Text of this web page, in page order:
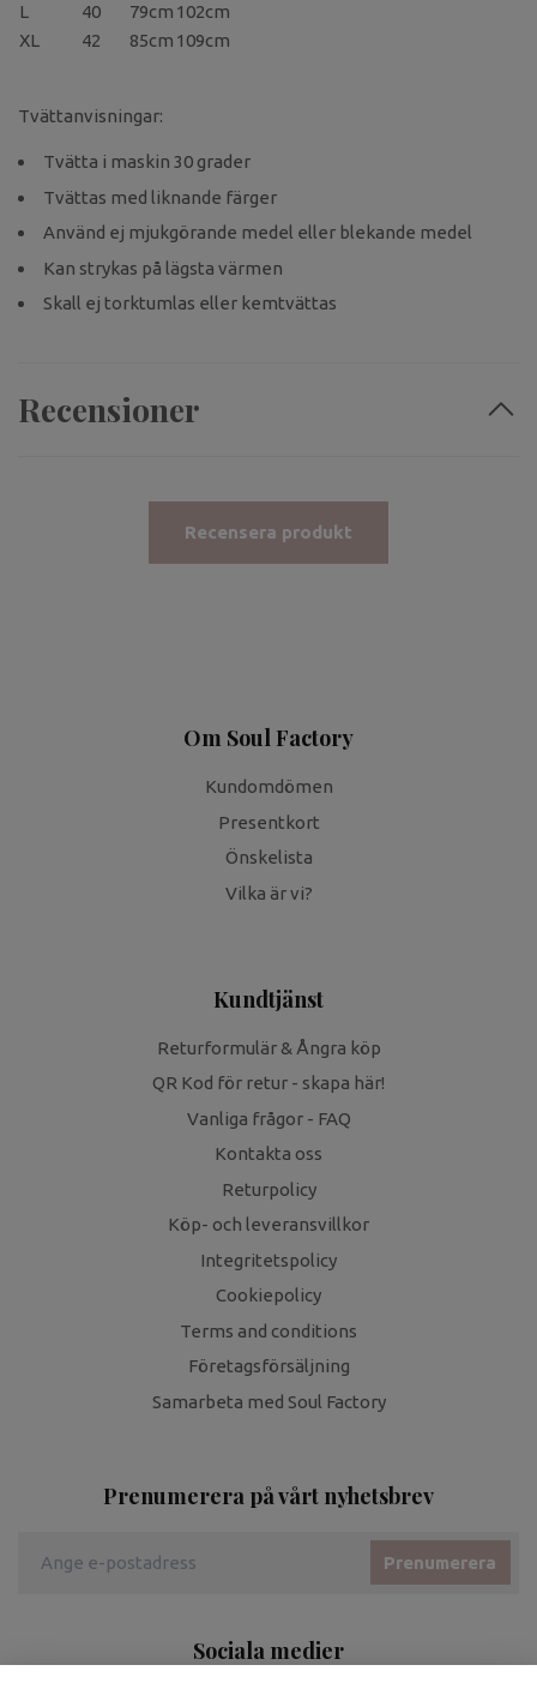
L
40 79cm 102cm
XL
42 85cm 109cm
Tvättanvisningar:
Tvätta i maskin 30 grader
Tvättas med liknande färger
Använd ej mjukgörande medel eller blekande medel
Kan strykas på lägsta värmen
Skall ej torktumlas eller kemtvättas
Recensioner
Recensera produkt
Om Soul Factory
Kundomdömen
Presentkort
Önskelista
Vilka är vi?
Kundtjänst
Returformulär & Ångra köp
QR Kod för retur - skapa här!
Vanliga frågor - FAQ
Kontakta oss
Returpolicy
Köp- och leveransvillkor
Integritetspolicy
Cookiepolicy
Terms and conditions
Företagsförsäljning
Samarbeta med Soul Factory
Prenumerera på vårt nyhetsbrev
Prenumerera
Sociala medier